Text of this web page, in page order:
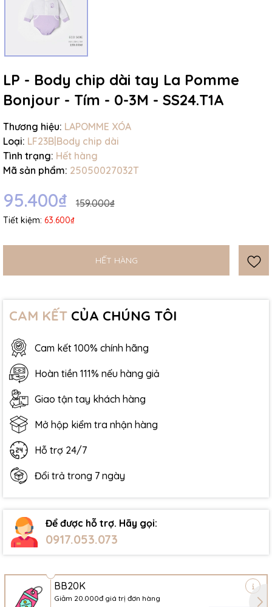
LP - Body chip dài tay La Pomme
Bonjour - Tím - 0-3M - SS24.T1A
Thương hiệu: LAPOMME XÓA
Loại: LF23B|Body chip dài
Tình trạng: Hết hàng
Mã sản phẩm: 25050027032T
95.400₫ 159.000₫
Tiết kiệm: 63.600₫
HẾT HÀNG
CAM KẾT CỦA CHÚNG TÔI
Cam kết 100% chính hãng
Hoàn tiền 111% nếu hàng giả
Giao tận tay khách hàng
Mở hộp kiểm tra nhận hàng
Hỗ trợ 24/7
Đổi trả trong 7 ngày
Để được hỗ trợ. Hãy gọi:
0917.053.073
BB20K
Giảm 20.000đ giá trị đơn hàng